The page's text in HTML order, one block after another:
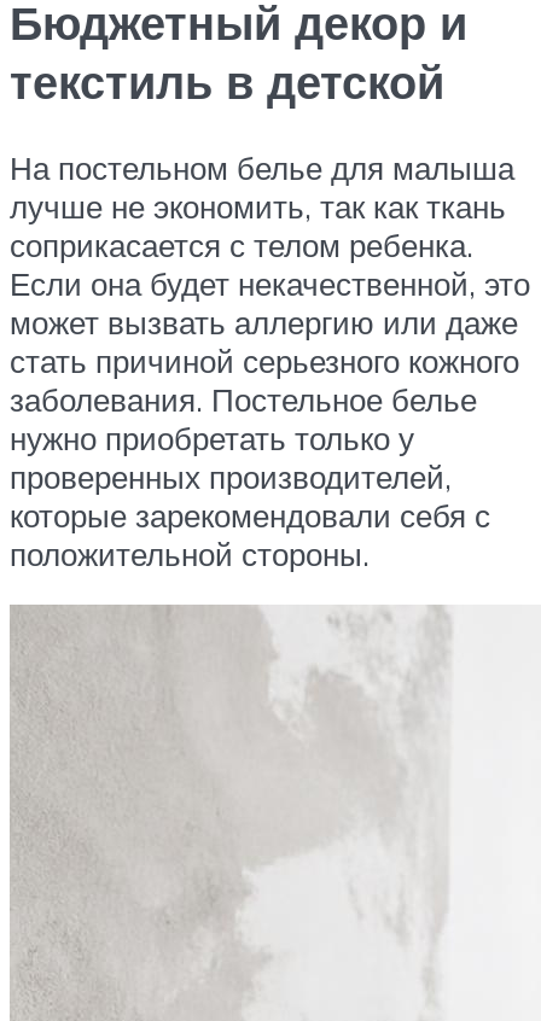
Бюджетный декор и
текстиль в детской
На постельном белье для малыша
лучше не экономить, так как ткань
соприкасается с телом ребенка.
Если она будет некачественной, это
может вызвать аллергию или даже
стать причиной серьезного кожного
заболевания. Постельное белье
нужно приобретать только у
проверенных производителей,
которые зарекомендовали себя с
положительной стороны.